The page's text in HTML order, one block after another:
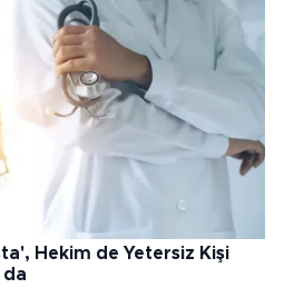
Hekim de Yetersiz Kişi
da